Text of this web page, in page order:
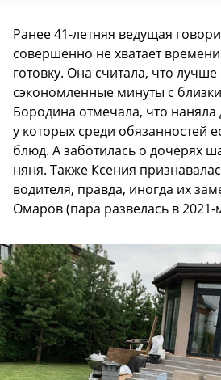
Ранее 41-летняя ведущая
совершенно не хватает
готовку. Она считала, что
сэкономленные минуты с
Бородина отмечала, что
у которых среди обязанностей
блюд. А заботилась о дочерях
няня. Также Ксения
водителя, правда, иногда их
Омаров (пара развелась в 2021-